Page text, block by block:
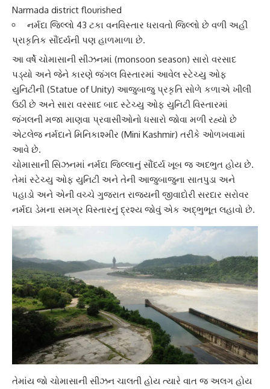
Narmada district flourished
નર્મદા જિલ્લો 43 ટકા વનવિસ્તાર ધરાવતો જિલ્લો છે વળી અહીં
પ્રાકૃતિક સૌંદર્યની પણ હાળમાળા છે.
આ વર્ષે ચોમાસાની સીઝનમાં (monsoon season) સારો વરસાદ
પડ્યો અને જેને કારણે જંગલ વિસ્તારમાં આવેલ સ્ટેચ્યુ ઓફ
યુનિટીની (Statue of Unity) આજુબાજુ પ્રકૃતિ સોળે કળાએ ખીલી
ઉઠી છે અને સારા વરસાદ બાદ સ્ટેચ્યુ ઓફ યુનિટી વિસ્તારમાં
જંગલની મજા માણવા પ્રવાસીઓનો ધસારો જોવા મળી રહ્યો છે
એટલેજ નર્મદાને મિનિકાશ્મીર (Mini Kashmir) તરીકે ઓળખવામાં
આવે છે.
ચોમાસાની સિઝનમાં નર્મદા જિલ્લાનું સૌંદર્ય ખૂબ જ અદભુત હોય છે.
તેમાં સ્ટેચ્યુ ઓફ યુનિટી અને તેની આજુબાજુના સાતપુડા અને
પહાડો અને એની વચ્ચે ગુજરાત રાજ્યની જીવાદોરી સરદાર સરોવર
નર્મદા ડેમના સમગ્ર વિસ્તારનું દ્રશ્ય જોવું એક અદ્ભુભૂત લહાવો છે.
તેમાંય જો ચોમાસાની સીઝન ચાલતી હોય ત્યારે વાત જ અલગ હોય